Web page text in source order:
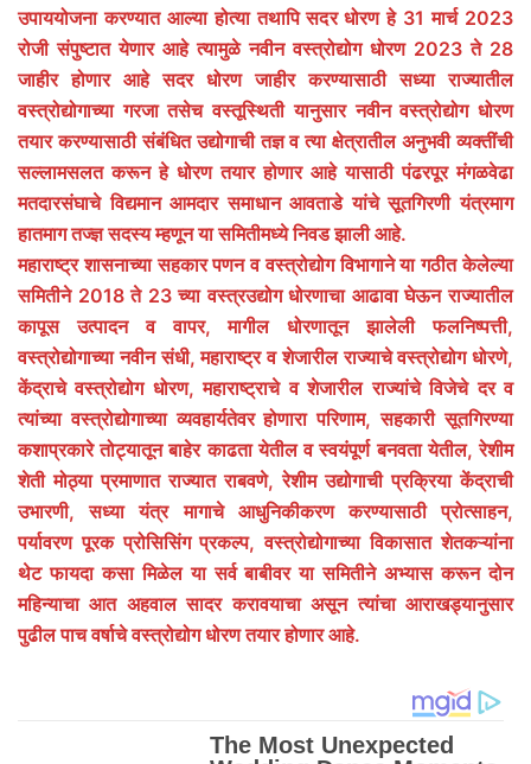
उपाययोजना करण्यात आल्या होत्या तथापि सदर धोरण हे 31 मार्च 2023
रोजी संपुष्टात येणार आहे त्यामुळे नवीन वस्त्रोद्योग धोरण 2023 ते 28
जाहीर होणार आहे सदर धोरण जाहीर करण्यासाठी सध्या राज्यातील
वस्त्रोद्योगाच्या गरजा तसेच वस्तूस्थिती यानुसार नवीन वस्त्रोद्योग धोरण
तयार करण्यासाठी संबंधित उद्योगाची तज्ञ व त्या क्षेत्रातील अनुभवी व्यक्तींची
सल्लामसलत करून हे धोरण तयार होणार आहे यासाठी पंढरपूर मंगळवेढा
मतदारसंघाचे विद्यमान आमदार समाधान आवताडे यांचे सूतगिरणी यंत्रमाग
हातमाग तज्ज्ञ सदस्य म्हणून या समितीमध्ये निवड झाली आहे.
महाराष्ट्र शासनाच्या सहकार पणन व वस्त्रोद्योग विभागाने या गठीत केलेल्या
समितीने 2018 ते 23 च्या वस्त्रउद्योग धोरणाचा आढावा घेऊन राज्यातील
कापूस उत्पादन व वापर, मागील धोरणातून झालेली फलनिष्पत्ती,
वस्त्रोद्योगाच्या नवीन संधी, महाराष्ट्र व शेजारील राज्याचे वस्त्रोद्योग धोरणे,
केंद्राचे वस्त्रोद्योग धोरण, महाराष्ट्राचे व शेजारील राज्यांचे विजेचे दर व
त्यांच्या वस्त्रोद्योगाच्या व्यवहार्यतेवर होणारा परिणाम, सहकारी सूतगिरण्या
कशाप्रकारे तोट्यातून बाहेर काढता येतील व स्वयंपूर्ण बनवता येतील, रेशीम
शेती मोठ्या प्रमाणात राज्यात राबवणे, रेशीम उद्योगाची प्रक्रिया केंद्राची
उभारणी, सध्या यंत्र मागाचे आधुनिकीकरण करण्यासाठी प्रोत्साहन,
पर्यावरण पूरक प्रोसिसिंग प्रकल्प, वस्त्रोद्योगाच्या विकासात शेतकऱ्यांना
थेट फायदा कसा मिळेल या सर्व बाबीवर या समितीने अभ्यास करून दोन
महिन्याचा आत अहवाल सादर करावयाचा असून त्यांचा आराखड्यानुसार
पुढील पाच वर्षाचे वस्त्रोद्योग धोरण तयार होणार आहे.